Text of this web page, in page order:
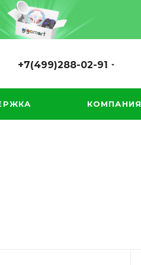
+7(499)288-02-91
КОМПАНИЯ